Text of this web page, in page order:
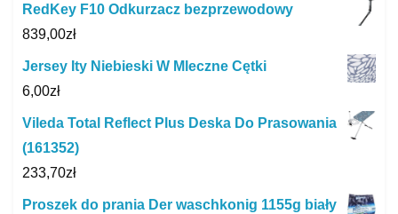
RedKey F10 Odkurzacz bezprzewodowy
839,00zł
Jersey Ity Niebieski W Mleczne Cętki
6,00zł
Vileda Total Reflect Plus Deska Do Prasowania
(161352)
233,70zł
Proszek do prania Der waschkonig 1155g biały